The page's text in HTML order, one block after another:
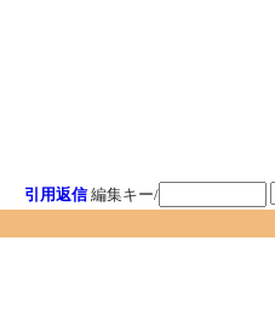
引用返信 編集キー/